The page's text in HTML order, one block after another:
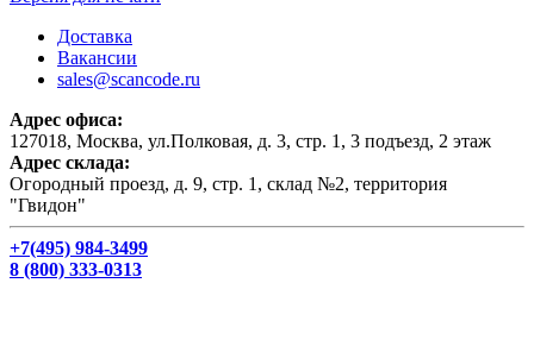
Доставка
Вакансии
sales@scancode.ru
Адрес офиса:
127018, Москва, ул.Полковая, д. 3, стр. 1, 3 подъезд, 2 этаж
Адрес склада:
Огородный проезд, д. 9, стр. 1, склад №2, территория
"Гвидон"
+7(495) 984-3499
8 (800) 333-0313